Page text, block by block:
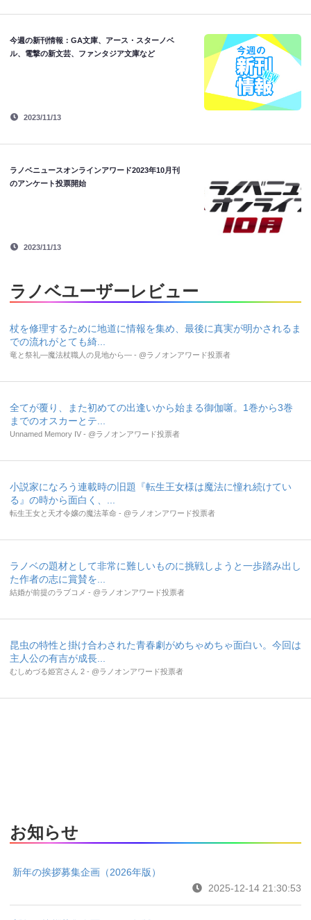
今週の新刊情報：GA文庫、アース・スターノベ
ル、電撃の新文芸、ファンタジア文庫など
2023/11/13
ラノベニュースオンラインアワード2023年10月刊
のアンケート投票開始
2023/11/13
ラノベユーザーレビュー
杖を修理するために地道に情報を集め、最後に真実が明かされるま
での流れがとても綺...
竜と祭礼―魔法杖職人の見地から― - @ラノオンアワード投票者
全てが覆り、また初めての出逢いから始まる御伽噺。1巻から3巻
までのオスカーとテ...
Unnamed Memory IV - @ラノオンアワード投票者
小説家になろう連載時の旧題『転生王女様は魔法に憧れ続けてい
る』の時から面白く、...
転生王女と天才令嬢の魔法革命 - @ラノオンアワード投票者
ラノベの題材として非常に難しいものに挑戦しようと一歩踏み出し
た作者の志に賞賛を...
結婚が前提のラブコメ - @ラノオンアワード投票者
昆虫の特性と掛け合わされた青春劇がめちゃめちゃ面白い。今回は
主人公の有吉が成長...
むしめづる姫宮さん 2 - @ラノオンアワード投票者
お知らせ
新年の挨拶募集企画（2026年版）
2025-12-14 21:30:53